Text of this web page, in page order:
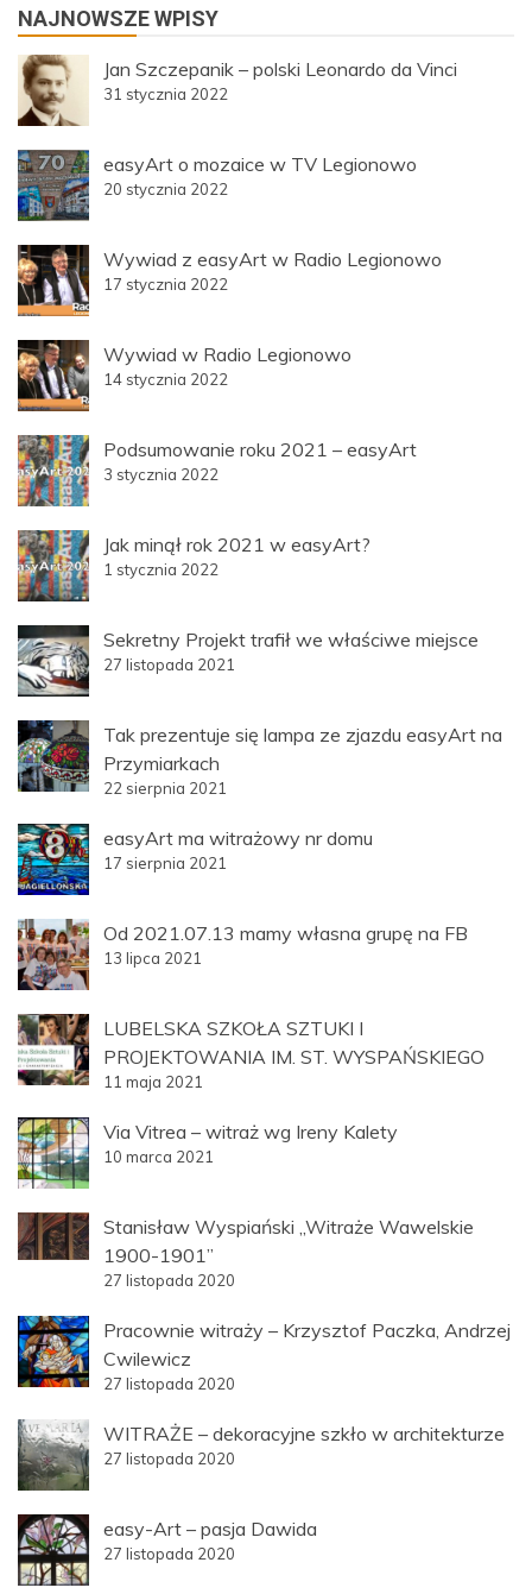
NAJNOWSZE WPISY
Jan Szczepanik – polski Leonardo da Vinci
31 stycznia 2022
easyArt o mozaice w TV Legionowo
20 stycznia 2022
Wywiad z easyArt w Radio Legionowo
17 stycznia 2022
Wywiad w Radio Legionowo
14 stycznia 2022
Podsumowanie roku 2021 – easyArt
3 stycznia 2022
Jak minął rok 2021 w easyArt?
1 stycznia 2022
Sekretny Projekt trafił we właściwe miejsce
27 listopada 2021
Tak prezentuje się lampa ze zjazdu easyArt na
Przymiarkach
22 sierpnia 2021
easyArt ma witrażowy nr domu
17 sierpnia 2021
Od 2021.07.13 mamy własna grupę na FB
13 lipca 2021
LUBELSKA SZKOŁA SZTUKI I
PROJEKTOWANIA IM. ST. WYSPAŃSKIEGO
11 maja 2021
Via Vitrea – witraż wg Ireny Kalety
10 marca 2021
Stanisław Wyspiański „Witraże Wawelskie
1900-1901”
27 listopada 2020
Pracownie witraży – Krzysztof Paczka, Andrzej
Cwilewicz
27 listopada 2020
WITRAŻE – dekoracyjne szkło w architekturze
27 listopada 2020
easy-Art – pasja Dawida
27 listopada 2020